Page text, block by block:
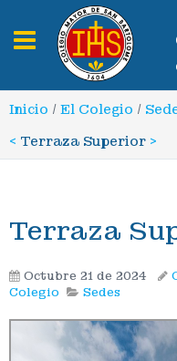
Toggle navigation
Inicio / El Colegio /
< Terraza Superior >
Terraza
Octubre 21 de 2024
Colegio
Sedes